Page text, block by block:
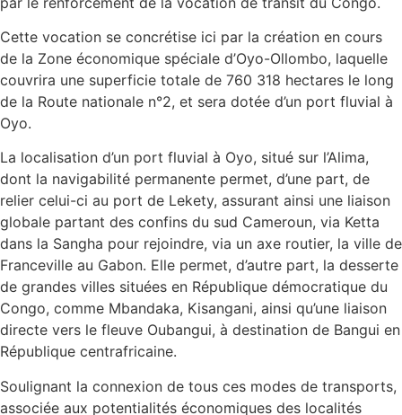
Cette vocation se concrétise ici par la création en cours
de la Zone économique spéciale d’Oyo-Ollombo, laquelle
couvrira une superficie totale de 760 318 hectares le long
de la Route nationale n°2, et sera dotée d’un port fluvial à
Oyo.
La localisation d’un port fluvial à Oyo, situé sur l’Alima,
dont la navigabilité permanente permet, d’une part, de
relier celui-ci au port de Lekety, assurant ainsi une liaison
globale partant des confins du sud Cameroun, via Ketta
dans la Sangha pour rejoindre, via un axe routier, la ville de
Franceville au Gabon. Elle permet, d’autre part, la desserte
de grandes villes situées en République démocratique du
Congo, comme Mbandaka, Kisangani, ainsi qu’une liaison
directe vers le fleuve Oubangui, à destination de Bangui en
République centrafricaine.
Soulignant la connexion de tous ces modes de transports,
associée aux potentialités économiques des localités